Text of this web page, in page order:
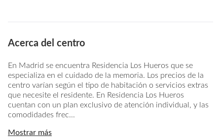
Acerca del centro
En Madrid se encuentra Residencia Los Hueros que se
especializa en el cuidado de la memoria. Los precios de la
centro varían según el tipo de habitación o servicios extras
que necesite el residente. En Residencia Los Hueros
cuentan con un plan exclusivo de atención individual, y las
comodidades frec...
Mostrar más